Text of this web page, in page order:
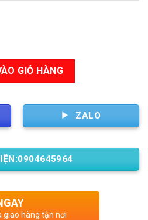
GIỎ HÀNG
ZALO
giao hàng tận nơi